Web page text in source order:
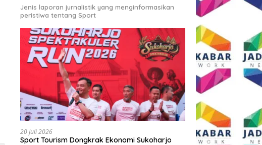
Jenis laporan jurnalistik yang menginformasikan
peristiwa tentang Sport
20 Juli 2026
Sport Tourism Dongkrak Ekonomi Sukoharjo